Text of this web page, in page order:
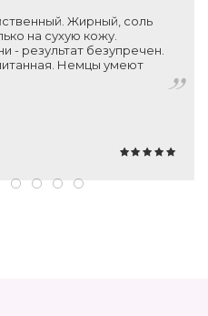
Жирный, соль
на сухую кожу.
- результат безупречен.
Немцы умеют